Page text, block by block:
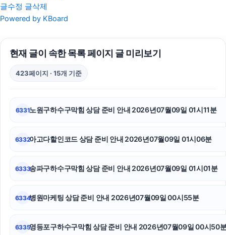
서울성범죄전문변호사
인천탐정사무소
폰테크
시트파일
글수정 글삭제
Powered by KBoard
현재 글이 속한 목록 페이지 글 미리보기
423페이지 · 15개 기준
6331노원구하수구막힘 상담 준비 안내 2026년07월09일 01시11분
6332아고다할인코드 상담 준비 안내 2026년07월09일 01시06분
6333송파구하수구막힘 상담 준비 안내 2026년07월09일 01시01분
6334병원마케팅 상담 준비 안내 2026년07월09일 00시55분
6335영등포구하수구막힘 상담 준비 안내 2026년07월09일 00시50